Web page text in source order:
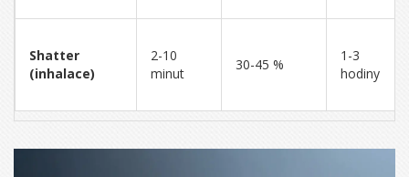
Shatter
(inhalace)
2-10
minut
30-45 %
1-3
hodiny